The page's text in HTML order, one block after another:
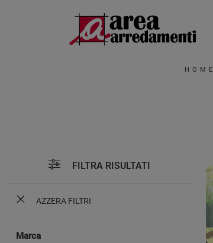
HOME
FILTRA RISULTATI
AZZERA FILTRI
Marca